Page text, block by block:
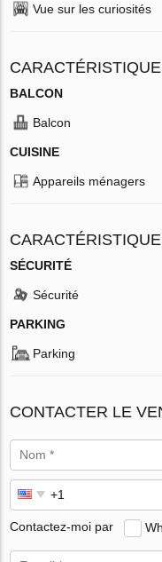
Vue sur les curiosités
BALCON
Balcon
CUISINE
Appareils ménagers
SÉCURITÉ
Sécurité
PARKING
Parking
CONTACTER LE
Contactez-moi par